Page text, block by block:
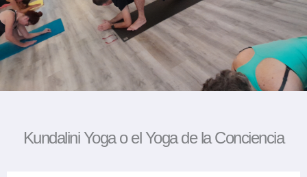
Kundalini Yoga o el Yoga de la Conciencia